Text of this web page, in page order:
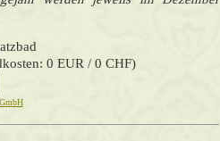
0 EUR / 0 CHF)